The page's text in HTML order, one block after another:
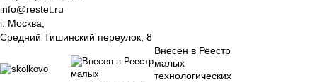
info@restet.ru
г. Москва,
Средний Тишинский переулок, 8
Внесен в Реестр
малых
технологических